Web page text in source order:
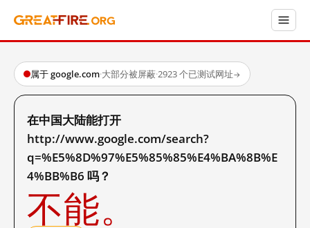
属于 google.com·大部分被屏蔽·2923 个已测试网址→
在中国大陆能打开
http://www.google.com/search?
q=%E5%8D%97%E5%85%85%E4%BA%8B%E
4%BB%B6 吗？
不能。